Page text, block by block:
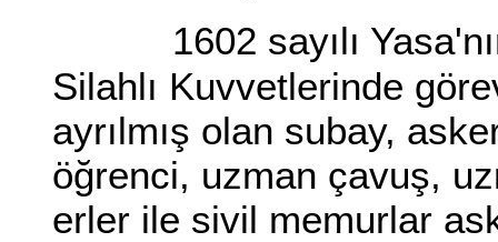
1602 sayılı
Silahlı Kuvvetlerinde
ayrılmış olan subay,
öğrenci, uzman çavuş,
erler ile sivil memurlar